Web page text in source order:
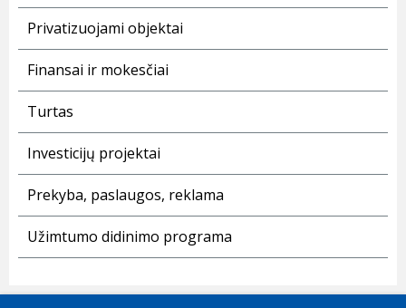
Privatizuojami objektai
Finansai ir mokesčiai
Turtas
Investicijų projektai
Prekyba, paslaugos, reklama
Užimtumo didinimo programa